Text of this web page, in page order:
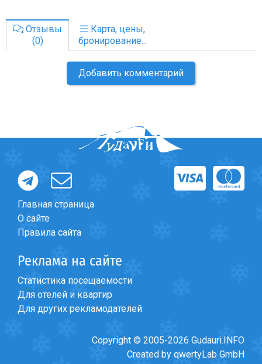
Отзывы
(0)
Карта, цены,
бронирование...
Добавить комментарий
Главная страница
О сайте
Правила сайта
Реклама на сайте
Статистика посещаемости
Для отелей и квартир
Для других рекламодателей
Copyright © 2005-2026 Gudauri.INFO
Created by qwertyLab GmbH